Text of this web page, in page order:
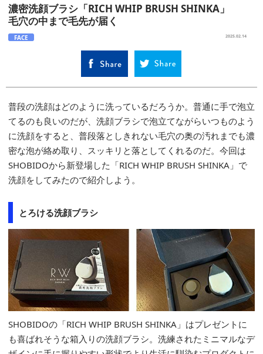
濃密洗顔ブラシ「RICH WHIP BRUSH SHINKA」
毛穴の中まで毛先が届く
FACE 2025.02.14
普段の洗顔はどのように洗っているだろうか。普通に手で泡立
てるのも良いのだが、洗顔ブラシで泡立てながらいつものよう
に洗顔をすると、普段落としきれない毛穴の奥の汚れまでも濃
密な泡が絡め取り、スッキリと落としてくれるのだ。今回は
SHOBIDOから新登場した「RICH WHIP BRUSH SHINKA」で
洗顔をしてみたので紹介しよう。
とろける洗顔ブラシ
SHOBIDOの「RICH WHIP BRUSH SHINKA」はプレゼントに
も喜ばれそうな箱入りの洗顔ブラシ。洗練されたミニマルなデ